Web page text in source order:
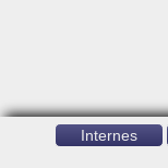
Internes